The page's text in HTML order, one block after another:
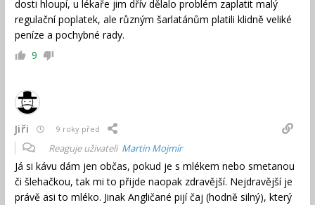
dosti hloupí, u lékaře jim dřív dělalo problém zaplatit malý
regulační poplatek, ale různým šarlatánům platili klidně veliké
peníze a pochybné rady.
9
Jiři 9 roky před
Reaguje uživateli Martin Mojmír
Já si kávu dám jen občas, pokud je s mlékem nebo smetanou
či šlehačkou, tak mi to přijde naopak zdravější. Nejdravější je
právě asi to mléko. Jinak Angličané pijí čaj (hodně silný), který